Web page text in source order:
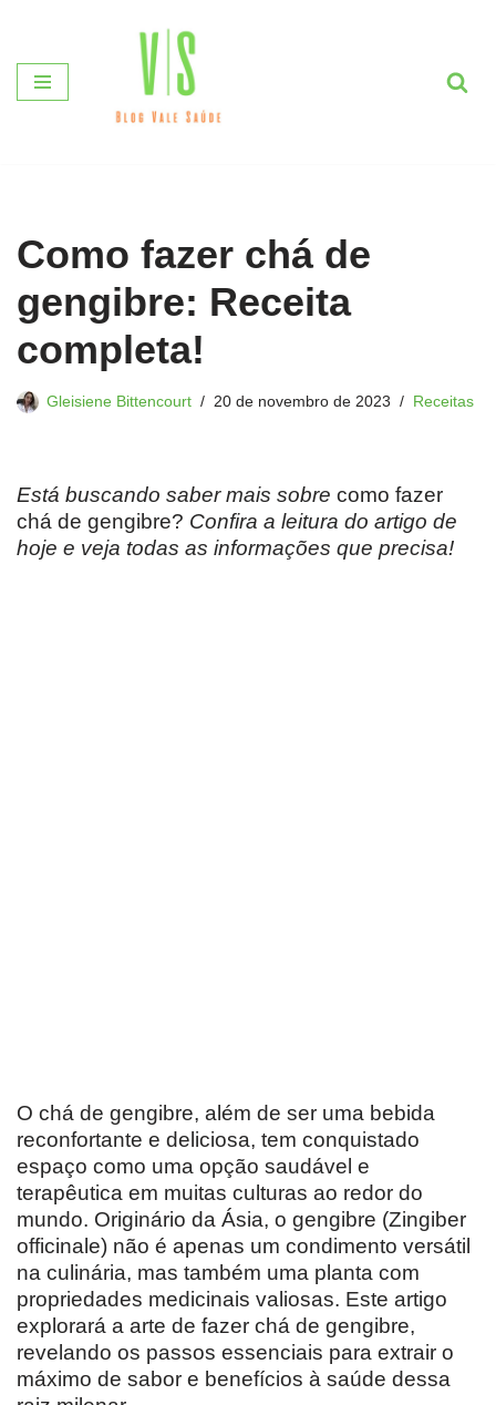
Pular
para
Como fazer chá de
gengibre: Receita
completa!
Gleisiene Bittencourt 20 de novembro de 2023 Receitas
Está buscando saber mais sobre como fazer
chá de gengibre? Confira a leitura do artigo de
hoje e veja todas as informações que precisa!
O chá de gengibre, além de ser uma bebida
reconfortante e deliciosa, tem conquistado
espaço como uma opção saudável e
terapêutica em muitas culturas ao redor do
mundo. Originário da Ásia, o gengibre (Zingiber
officinale) não é apenas um condimento versátil
na culinária, mas também uma planta com
propriedades medicinais valiosas. Este artigo
explorará a arte de fazer chá de gengibre,
revelando os passos essenciais para extrair o
máximo de sabor e benefícios à saúde dessa